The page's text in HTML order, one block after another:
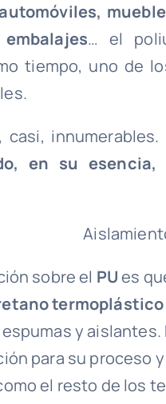
… el
tiempo, uno de
casi,
en su esencia,
sobre el PUes
termoplástico
y
para su proceso
el resto de los